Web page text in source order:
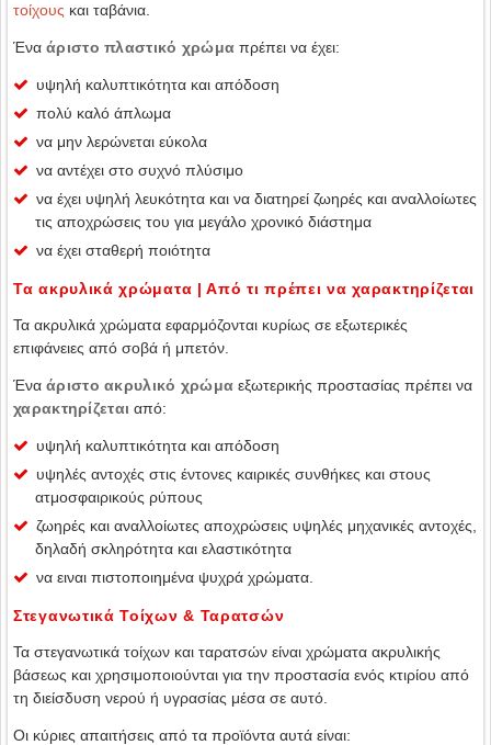
τοίχους και ταβάνια.
Ένα άριστο πλαστικό χρώμα πρέπει να έχει:
υψηλή καλυπτικότητα και απόδοση
πολύ καλό άπλωμα
να μην λερώνεται εύκολα
να αντέχει στο συχνό πλύσιμο
να έχει υψηλή λευκότητα και να διατηρεί ζωηρές και αναλλοίωτες
τις αποχρώσεις του για μεγάλο χρονικό διάστημα
να έχει σταθερή ποιότητα
Τα ακρυλικά χρώματα | Από τι πρέπει να χαρακτηρίζεται
Τα ακρυλικά χρώματα εφαρμόζονται κυρίως σε εξωτερικές
επιφάνειες από σοβά ή μπετόν.
Ένα άριστο ακρυλικό χρώμα εξωτερικής προστασίας πρέπει να
χαρακτηρίζεται από:
υψηλή καλυπτικότητα και απόδοση
υψηλές αντοχές στις έντονες καιρικές συνθήκες και στους
ατμοσφαιρικούς ρύπους
ζωηρές και αναλλοίωτες αποχρώσεις υψηλές μηχανικές αντοχές,
δηλαδή σκληρότητα και ελαστικότητα
να ειναι πιστοποιημένα ψυχρά χρώματα.
Στεγανωτικά Τοίχων & Ταρατσών
Τα στεγανωτικά τοίχων και ταρατσών είναι χρώματα ακρυλικής
βάσεως και χρησιμοποιούνται για την προστασία ενός κτιρίου από
τη διείσδυση νερού ή υγρασίας μέσα σε αυτό.
Οι κύριες απαιτήσεις από τα προϊόντα αυτά είναι: